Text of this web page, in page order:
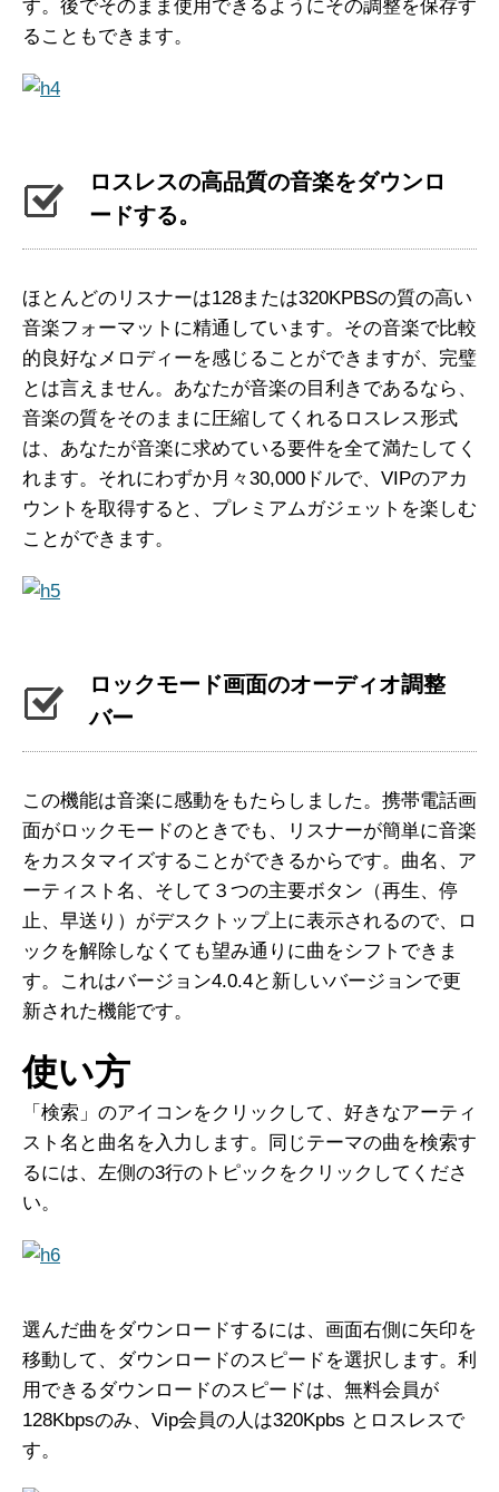
す。後でそのまま使用できるようにその調整を保存す
ることもできます。
ロスレスの高品質の音楽をダウンロ
ードする。
ほとんどのリスナーは128または320KPBSの質の高い
音楽フォーマットに精通しています。その音楽で比較
的良好なメロディーを感じることができますが、完璧
とは言えません。あなたが音楽の目利きであるなら、
音楽の質をそのままに圧縮してくれるロスレス形式
は、あなたが音楽に求めている要件を全て満たしてく
れます。それにわずか月々30,000ドルで、VIPのアカ
ウントを取得すると、プレミアムガジェットを楽しむ
ことができます。
ロックモード画面のオーディオ調整
バー
この機能は音楽に感動をもたらしました。携帯電話画
面がロックモードのときでも、リスナーが簡単に音楽
をカスタマイズすることができるからです。曲名、ア
ーティスト名、そして３つの主要ボタン（再生、停
止、早送り）がデスクトップ上に表示されるので、ロ
ックを解除しなくても望み通りに曲をシフトできま
す。これはバージョン4.0.4と新しいバージョンで更
新された機能です。
使い方
「検索」のアイコンをクリックして、好きなアーティ
スト名と曲名を入力します。同じテーマの曲を検索す
るには、左側の3行のトピックをクリックしてくださ
い。
選んだ曲をダウンロードするには、画面右側に矢印を
移動して、ダウンロードのスピードを選択します。利
用できるダウンロードのスピードは、無料会員が
128Kbpsのみ、Vip会員の人は320Kpbs とロスレスで
す。